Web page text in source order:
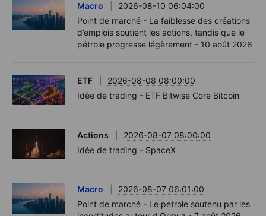
Macro
2026-08-10 06:04:00
Point de marché - La faiblesse des créations
d’emplois soutient les actions, tandis que le
pétrole progresse légèrement - 10 août 2026
ETF
2026-08-08 08:00:00
Idée de trading - ETF Bitwise Core Bitcoin
Actions
2026-08-07 08:00:00
Idée de trading - SpaceX
Macro
2026-08-07 06:01:00
Point de marché - Le pétrole soutenu par les